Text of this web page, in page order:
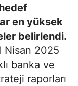
en yüksek
belirlendi.
Nisan 2025
banka ve
raporları